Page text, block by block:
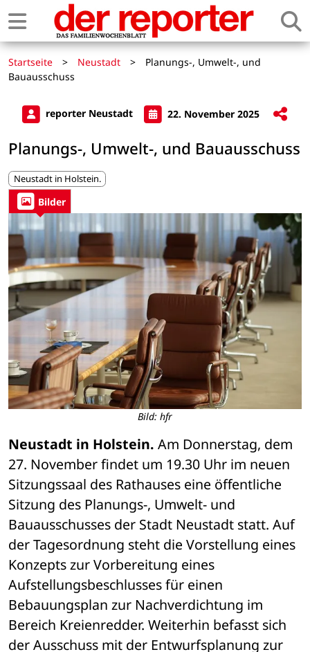
Startseite > Neustadt >
Planungs-, Umwelt-, und
Bauausschuss
reporter Neustadt 22. November 2025
Planungs-, Umwelt-, und Bauausschuss
Neustadt in Holstein.
Bilder
Bild: hfr
Neustadt in Holstein. Am Donnerstag, dem
27. November findet um 19.30 Uhr im neuen
Sitzungssaal des Rathauses eine öffentliche
Sitzung des Planungs-, Umwelt- und
Bauausschusses der Stadt Neustadt statt. Auf
der Tagesordnung steht die Vorstellung eines
Konzepts zur Vorbereitung eines
Aufstellungsbeschlusses für einen
Bebauungsplan zur Nachverdichtung im
Bereich Kreienredder. Weiterhin befasst sich
der Ausschuss mit der Entwurfsplanung zur